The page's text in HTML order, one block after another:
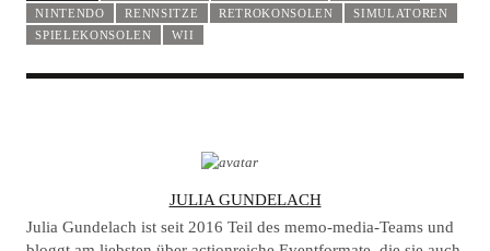
NINTENDO
RENNSITZE RETROKONSOLEN
SIMULATOREN
SPIELEKONSOLEN
WII
U
JULIA GUNDELACH
Julia Gundelach ist seit 2016 Teil des memo-media-Teams und